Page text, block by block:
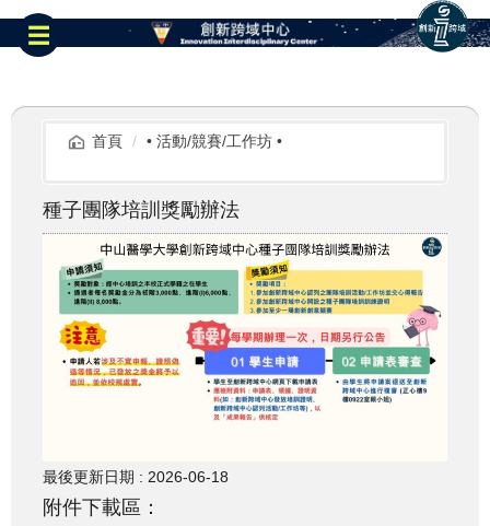
跳
主
區
☰
首頁 • 活動/競賽/工作坊 •
種子團隊培訓獎勵辦法
最後更新日期 : 2026-06-18
附件下載區：